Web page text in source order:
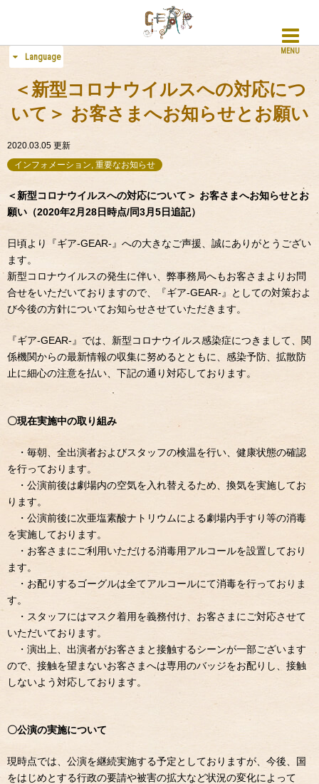
MENU
Language
＜新型コロナウイルスへの対応につ
いて＞ お客さまへお知らせとお願い
2020.03.05 更新
インフォメーション, 重要なお知らせ
＜新型コロナウイルスへの対応について＞ お客さまへお知らせとお
願い（2020年2月28日時点/同3月5日追記）
日頃より『ギア-GEAR-』への大きなご声援、誠にありがとうござい
ます。
新型コロナウイルスの発生に伴い、弊事務局へもお客さまよりお問
合せをいただいておりますので、『ギア-GEAR-』としての対策およ
び今後の方針についてお知らせさせていただきます。
『ギア-GEAR-』では、新型コロナウイルス感染症につきまして、関
係機関からの最新情報の収集に努めるとともに、感染予防、拡散防
止に細心の注意を払い、下記の通り対応しております。
〇現在実施中の取り組み
・毎朝、全出演者およびスタッフの検温を行い、健康状態の確認
を行っております。
・公演前後は劇場内の空気を入れ替えるため、換気を実施してお
ります。
・公演前後に次亜塩素酸ナトリウムによる劇場内手すり等の消毒
を実施しております。
・お客さまにご利用いただける消毒用アルコールを設置しており
ます。
・お配りするゴーグルは全てアルコールにて消毒を行っておりま
す。
・スタッフにはマスク着用を義務付け、お客さまにご対応させて
いただいております。
・演出上、出演者がお客さまと接触するシーンが一部ございます
ので、接触を望まないお客さまへは専用のバッジをお配りし、接触
しないよう対応しております。
〇公演の実施について
現時点では、公演を継続実施する予定としておりますが、今後、国
をはじめとする行政の要請や被害の拡大など状況の変化によって